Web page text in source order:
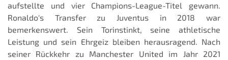
aufstellte und vier Champions-League-Titel gewann.
Ronaldo's Transfer zu Juventus in 2018 war
bemerkenswert. Sein Torinstinkt, seine athletische
Leistung und sein Ehrgeiz bleiben herausragend. Nach
seiner Rückkehr zu Manchester United im Jahr 2021